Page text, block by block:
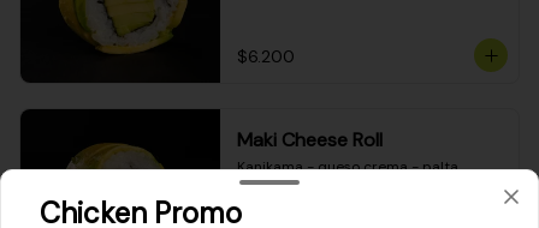
$6.200
Maki Cheese Roll
Kanikama - queso crema - palta
Chicken Promo